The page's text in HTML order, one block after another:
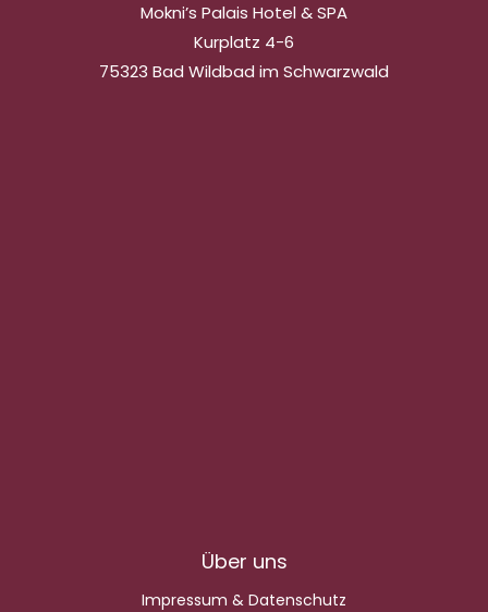
Mokni’s Palais Hotel & SPA
Kurplatz 4-6
75323 Bad Wildbad im Schwarzwald
Über uns
Impressum & Datenschutz